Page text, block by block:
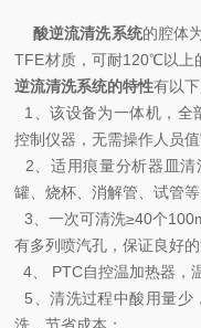
酸逆流清洗系统的腔体
TFE材质，可耐120℃以上
逆流清洗系统的特性有以
1、该设备为一体机，全
控制仪器，无需操作人员值
2、适用痕量分析器皿清
罐、烧杯、消解管、试管等
3、一次可清洗≥40个
有多列喷汽孔，保证良好的
4、 PTC自控温加热器，
5、清洗过程中酸用量少